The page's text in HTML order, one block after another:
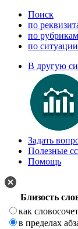
Поиск
по
по рубрикам
по ситуации
В другую
Задать
Полезные
Помощь
Близость
как
в пределах